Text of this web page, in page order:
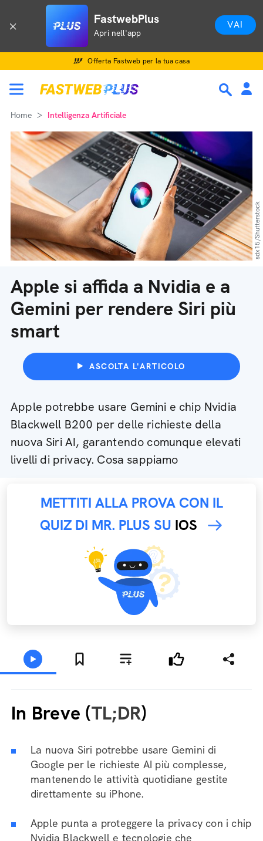
FastwebPlus
Apri nell'app
VAI
Offerta Fastweb per la tua casa
Home Intelligenza Artificiale
Apple si affida a Nvidia e a
Gemini per rendere Siri più
smart
ASCOLTA L'ARTICOLO
Apple potrebbe usare Gemini e chip Nvidia
Blackwell B200 per delle richieste della
nuova Siri AI, garantendo comunque elevati
livelli di privacy. Cosa sappiamo
sdx15/Shutterstock
METTITI ALLA PROVA CON IL
QUIZ DI MR. PLUS SU IOS
In Breve (TL;DR)
La nuova Siri potrebbe usare Gemini di
Google per le richieste AI più complesse,
mantenendo le attività quotidiane gestite
direttamente su iPhone.
Apple punta a proteggere la privacy con i chip
Nvidia Blackwell e tecnologie che